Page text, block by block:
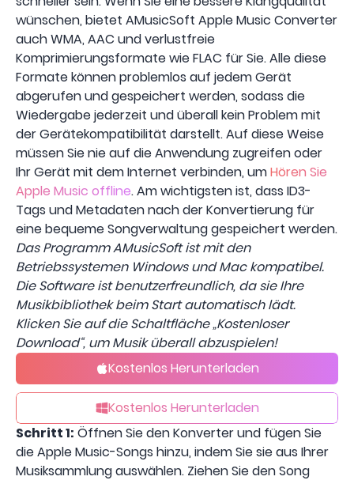
wünschen, bietet AMusicSoft Apple Music Converter
auch WMA, AAC und verlustfreie
Komprimierungsformate wie FLAC für Sie. Alle diese
Formate können problemlos auf jedem Gerät
abgerufen und gespeichert werden, sodass die
Wiedergabe jederzeit und überall kein Problem mit
der Gerätekompatibilität darstellt. Auf diese Weise
müssen Sie nie auf die Anwendung zugreifen oder
Ihr Gerät mit dem Internet verbinden, umHören Sie
Apple Music offline. Am wichtigsten ist, dass ID3-
Tags und Metadaten nach der Konvertierung für
eine bequeme Songverwaltung gespeichert werden.
Das Programm AMusicSoft ist mit den
Betriebssystemen Windows und Mac kompatibel.
Die Software ist benutzerfreundlich, da sie Ihre
Musikbibliothek beim Start automatisch lädt.
Klicken Sie auf die Schaltfläche „Kostenloser
Download“, um Musik überall abzuspielen!
Kostenlos Herunterladen
Kostenlos Herunterladen
Schritt 1: Öffnen Sie den Konverter und fügen Sie
die Apple Music-Songs hinzu, indem Sie sie aus Ihrer
Musiksammlung auswählen. Ziehen Sie den Song